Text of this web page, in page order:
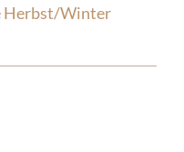
Herbst/Winter